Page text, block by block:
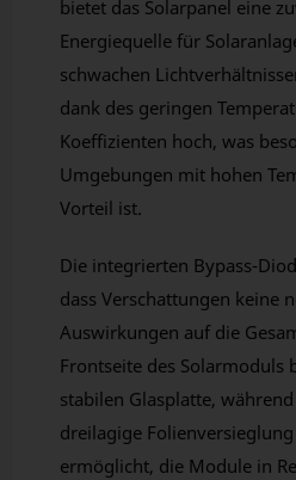
bietet das Solarpanel eine
Energiequelle für
schwachen
dank des geringen
Koeffizienten hoch, was
Umgebungen mit hohen
Vorteil ist.
Die integrierten Bypass-
dass Verschattungen keine
Auswirkungen auf die
Frontseite des Solarmoduls
stabilen Glasplatte,
dreilagige
ermöglicht, die Module in